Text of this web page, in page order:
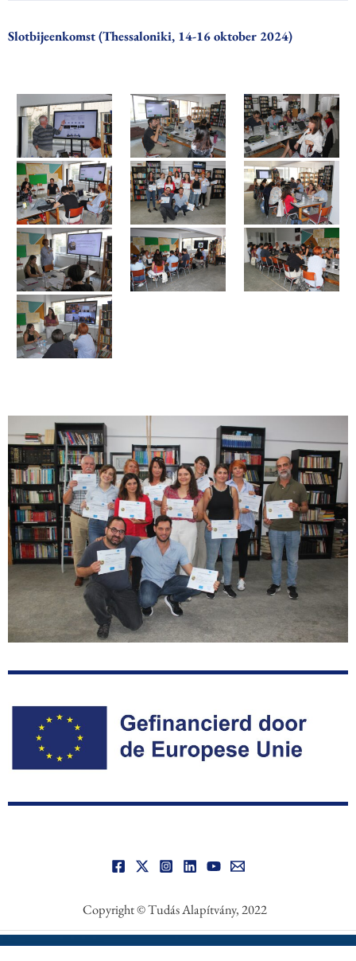
Slotbijeenkomst (Thessaloniki, 14-16 oktober 2024)
Copyright © Tudás Alapítvány, 2022